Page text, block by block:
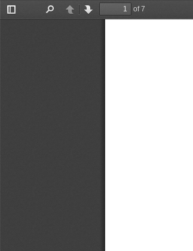
Toggle
PreviousNext
of 7